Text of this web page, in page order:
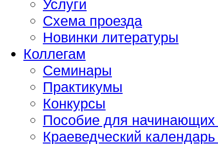
Услуги
Схема проезда
Новинки литературы
Коллегам
Семинары
Практикумы
Конкурсы
Пособие для начинающих
Краеведческий